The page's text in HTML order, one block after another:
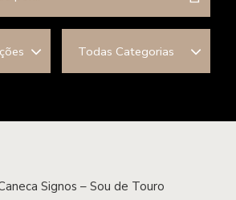
Todas Categorias
Signos – Sou de Touro